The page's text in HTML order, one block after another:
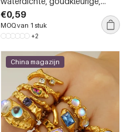
verstelbare damesringen van
roestvrij staal.
€0,59
MOQ van 1 stuk
+2
China magazijn